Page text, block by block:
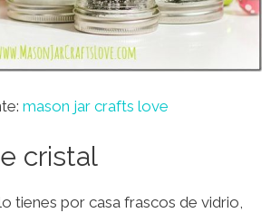
mason jar crafts love
cristal
tienes por casa frascos de vidrio,